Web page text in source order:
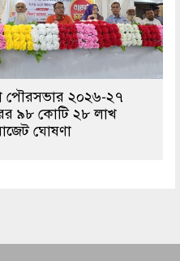
পৌরসভার ২০২৬-২৭
৯৮ কোটি ২৮ লাখ
ঘোষণা